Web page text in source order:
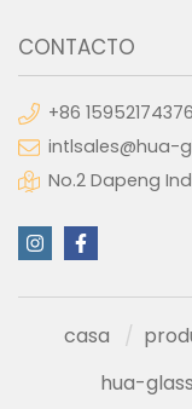
CONTACTO
+86 15952174376
intlsales@hua-
No.2 Dapeng
casa
hua-